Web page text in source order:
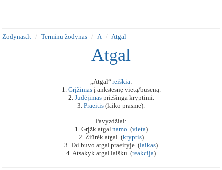
Zodynas.lt Terminų žodynas A Atgal
Atgal
„Atgal“ reiškia:
1. Grįžimasį ankstesnę vietą/būseną.
2. Judėjimaspriešinga kryptimi.
3. Praeitis (laiko prasme).
Pavyzdžiai:
1. Grįžk atgal namo. (vieta)
2. Žiūrėk atgal. (kryptis)
3. Tai buvo atgal praeityje. (laikas)
4. Atsakyk atgal laišku. (reakcija)